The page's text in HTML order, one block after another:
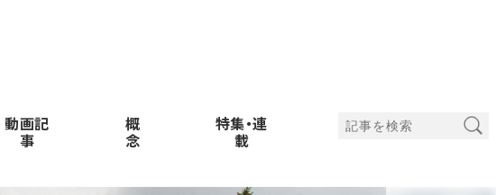
動画記
事
概
念
特集・連
載